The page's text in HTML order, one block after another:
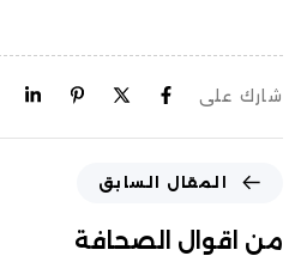
شارك على
المقال السابق
من اقوال الصحافة